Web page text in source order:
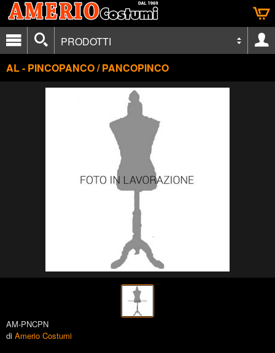
PRODOTTI
AL - PINCOPANCO / PANCOPINCO
AM-PNCPN
di Amerio Costumi